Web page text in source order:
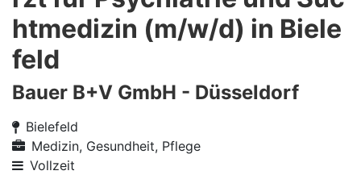
htmedizin (m/w/d) in Biele
feld
Bauer B+V GmbH - Düsseldorf
Bielefeld
Medizin, Gesundheit, Pflege
Vollzeit